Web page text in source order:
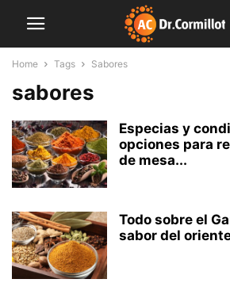
Home Tags Sabores
sabores
Especias y
opciones para
de mesa...
Todo sobre el
sabor del